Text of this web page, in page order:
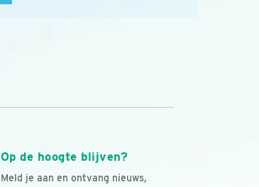
Op de hoogte blijven?
Meld je aan en ontvang nieuws,